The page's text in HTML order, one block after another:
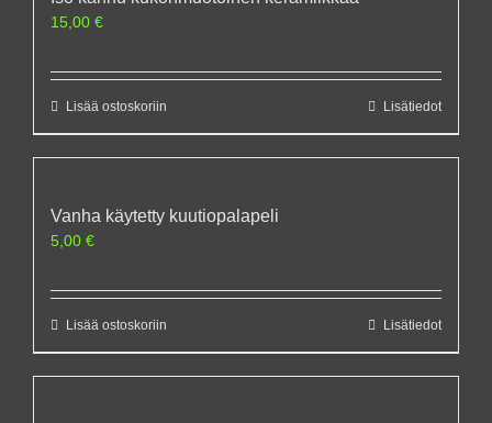
15,00 €
Lisää ostoskoriin Lisätiedot
Vanha käytetty kuutiopalapeli
5,00 €
Lisää ostoskoriin Lisätiedot